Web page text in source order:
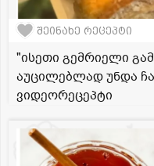
შეინახე რეცეპტი
"ისეთი გემრიელი
აუცილებლად უნდა
ვიდეორეცეპტი